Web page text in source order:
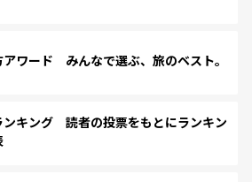
ワード みんなで選ぶ、旅のベスト。
ンキング 読者の投票をもとにランキン